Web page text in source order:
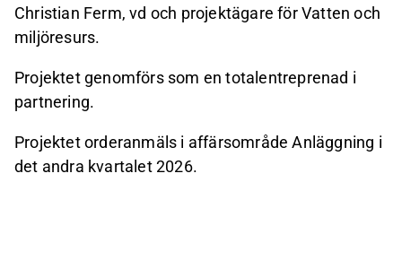
Christian Ferm, vd och projektägare för Vatten och
miljöresurs.
Projektet genomförs som en totalentreprenad i
partnering.
Projektet orderanmäls i affärsområde Anläggning i
det andra kvartalet 2026.